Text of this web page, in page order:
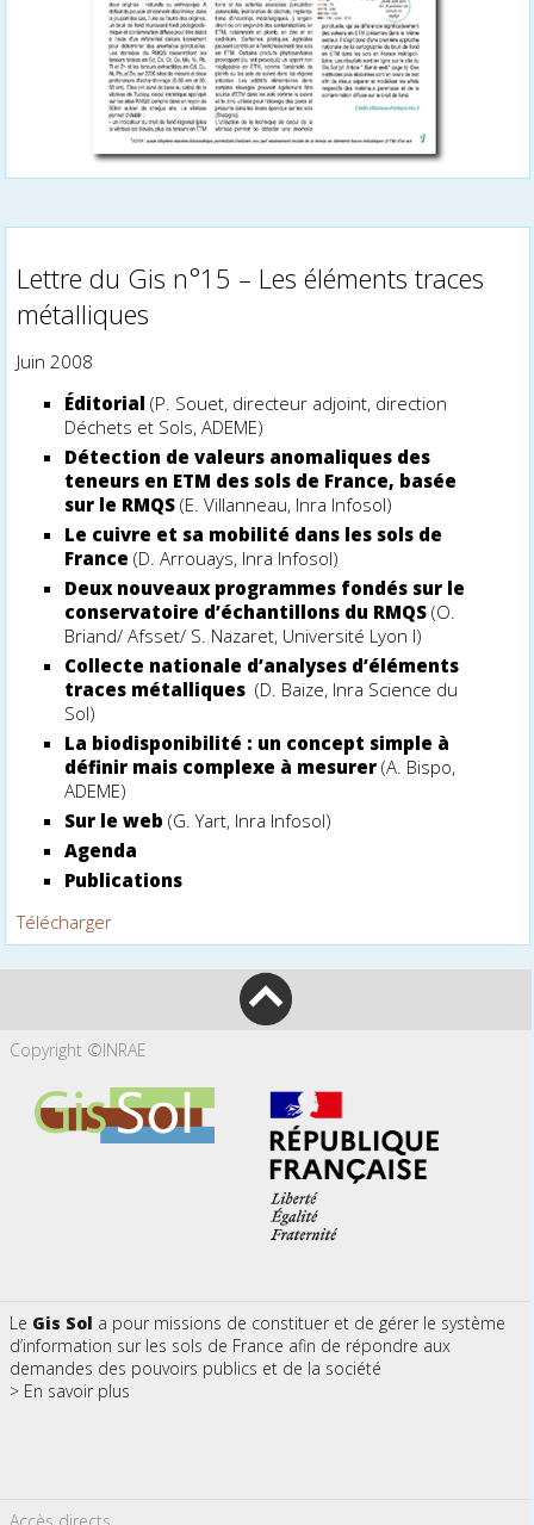
Lettre du Gis n°15 – Les éléments traces
métalliques
Juin 2008
Éditorial (P. Souet, directeur adjoint, direction
Déchets et Sols, ADEME)
Détection de valeurs anomaliques des
teneurs en ETM des sols de France, basée
sur le RMQS(E. Villanneau, Inra Infosol)
Le cuivre et sa mobilité dans les sols de
France (D. Arrouays, Inra Infosol)
Deux nouveaux programmes fondés sur le
conservatoire d’échantillons du RMQS (O.
Briand/ Afsset/ S. Nazaret, Université Lyon I)
Collecte nationale d’analyses d’éléments
traces métalliques (D. Baize, Inra Science du
Sol)
La biodisponibilité : un concept simple à
définir mais complexe à mesurer (A. Bispo,
ADEME)
Sur le web(G. Yart, Inra Infosol)
Agenda
Publications
Télécharger
Copyright ©INRAE
Le Gis Sol a pour missions de constituer et de gérer le système
d’information sur les sols de France afin de répondre aux
demandes des pouvoirs publics et de la société
> En savoir plus